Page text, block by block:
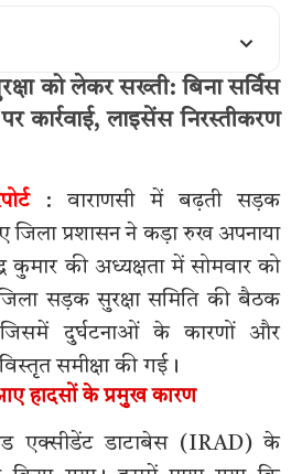
को लेकर सख्ती: बिना सर्विस
कार्रवाई, लाइसेंस निरस्तीकरण
: वाराणसी में बढ़ती सड़क
जिला प्रशासन ने कड़ा रुख अपनाया
कुमार की अध्यक्षता में सोमवार को
सड़क सुरक्षा समिति की बैठक
दुर्घटनाओं के कारणों और
समीक्षा की गई।
हादसों के प्रमुख कारण
एक्सीडेंट डाटाबेस (IRAD) के